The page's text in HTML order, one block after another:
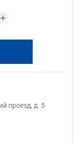
проезд, д. 5